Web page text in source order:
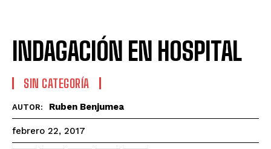
INDAGACIÓN EN HOSPITAL
SIN CATEGORÍA
AUTOR: Ruben Benjumea
febrero 22, 2017